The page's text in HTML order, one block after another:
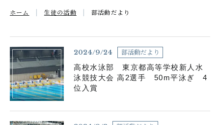
学校生活
進路・進学
入試案内
各種お問い合わせ
ホーム 生徒の活動 部活動だより
2024/9/24 部活動だより
高校水泳部 東京都高等学校新人水
泳競技大会 高2選手 50m平泳ぎ 4
位入賞